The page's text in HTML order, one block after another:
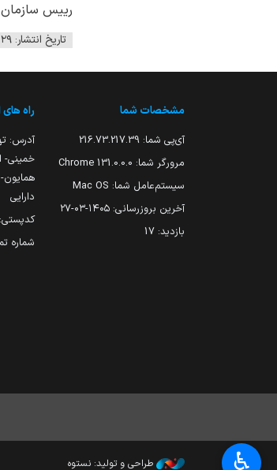
رییس سازمان بورس و
تاریخ انتشار: ۲۹ اردیبهشت ۱۴۰۵ - ۰۹:۰۹
مشخصات شما
آی‌پی شما: 216.73.217.39
مرورگر شما: 131.0.0.0 Chrome
سیستم‌عامل شما: Mac OS
آخرین بروزرسانی: ۱۴۰۵-۰۳-۲۷
بازدید: 17
راه های
آدرس:
خمینی-
دارایی
کدپستی: ۱۱۱۴۹۴۳۶۶۱
شماره تماس :
طراحی و تولید: نستوه ♿︎